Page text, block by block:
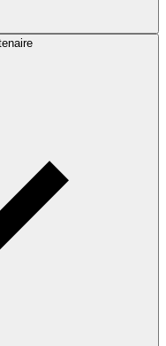
Devenir partenaire